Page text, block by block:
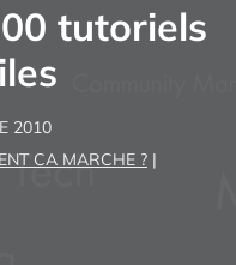
tutoriels
2010
A
G
CA MARCHE ? |